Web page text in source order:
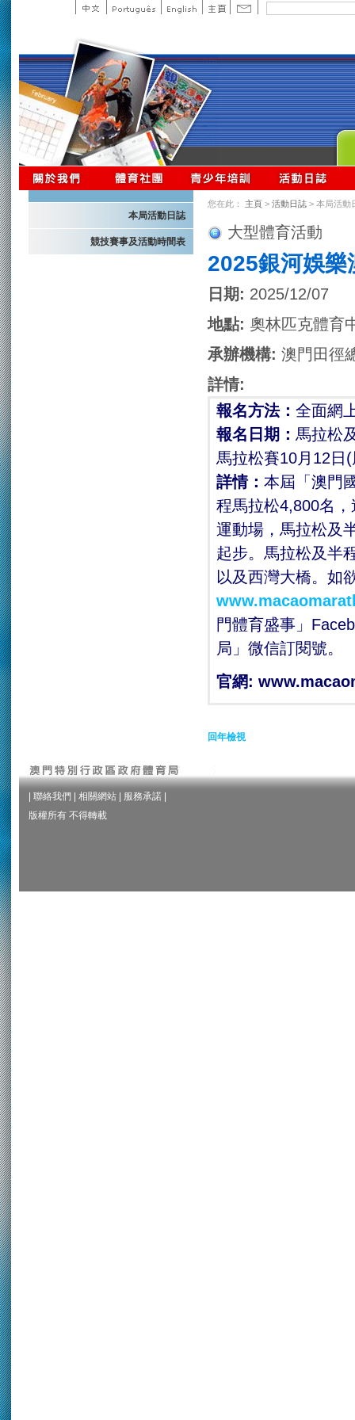
本局活動日誌
競技賽事及活動時間表
您在此： 主頁 > 活動日誌 > 本局活動
大型體育活動
2025銀河娛樂
日期: 2025/12/07
地點: 奧林匹克體育
承辦機構: 澳門田徑
詳情:
報名方法： 全面網
報名日期： 馬拉松
馬拉松賽10月12日
詳情： 本屆「澳門
程馬拉松4,800名
運動場，馬拉松及
起步。馬拉松及半
以及西灣大橋。如
門體育盛事」
局」微信訂閱號。
官網:
回年檢視
聯絡我們 相關網站 服務承諾
版權所有 不得轉載